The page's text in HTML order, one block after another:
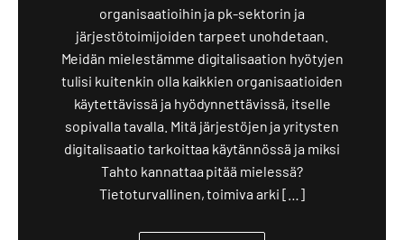
organisaatioihin ja pk-sektorin ja
järjestötoimijoiden tarpeet unohdetaan.
Meidän mielestämme digitalisaation hyötyjen
tulisi kuitenkin olla kaikkien organisaatioiden
käytettävissä ja hyödynnettävissä, itselle
sopivalla tavalla. Mitä järjestöjen ja yritysten
digitalisaatio tarkoittaa käytännössä ja miksi
Tahto kannattaa pitää mielessä?
Tietoturvallinen, toimiva arki […]